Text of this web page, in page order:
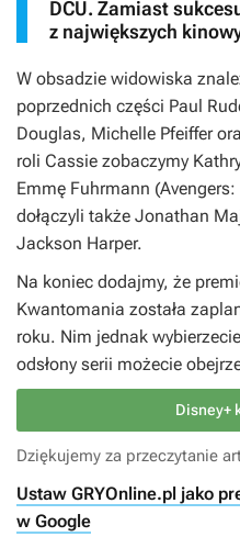
DCU. Zamiast
z największych
W obsadzie widowiska
poprzednich części Paul
Douglas, Michelle Pfeiffer
roli Cassie zobaczymy
Emmę Fuhrmann (
dołączyli także Jonathan
Jackson Harper.
Na koniec dodajmy, że
Kwantomania została
roku. Nim jednak
odsłony serii możecie
Disney+
Dziękujemy za przeczytanie
Ustaw GRYOnline.pl jako
w Google